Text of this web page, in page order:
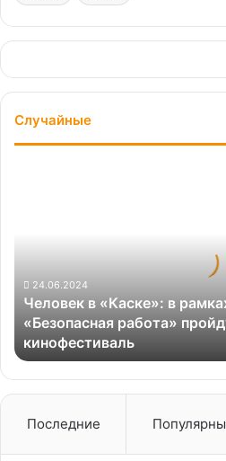
Случайные
«Безопасная
работа»
пройдут
дискуссии
и
кинофестиваль
24.06.2024
Человек в «Каске»: в
«Безопасная работа»
кинофестиваль
Последние